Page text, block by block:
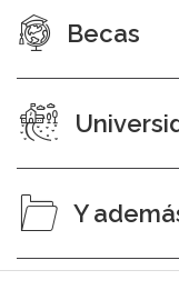
Becas
Y